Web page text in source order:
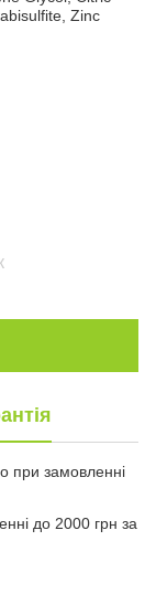
Zinc
при замовленні
до 2000 грн за